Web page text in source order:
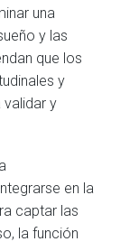
una
y las
que los
y
y
en la
captar las
la función